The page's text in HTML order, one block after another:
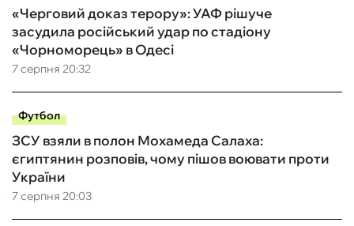
7 серпня 20:32
«Черговий доказ терору»: УАФ рішуче
засудила російський удар по стадіону
«Чорноморець» в Одесі
Футбол
7 серпня 20:03
ЗСУ взяли в полон Мохамеда Салаха:
єгиптянин розповів, чому пішов воювати проти
України